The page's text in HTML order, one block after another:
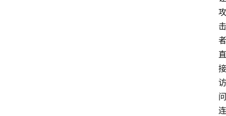
攻
击
者
直
接
访
问
连